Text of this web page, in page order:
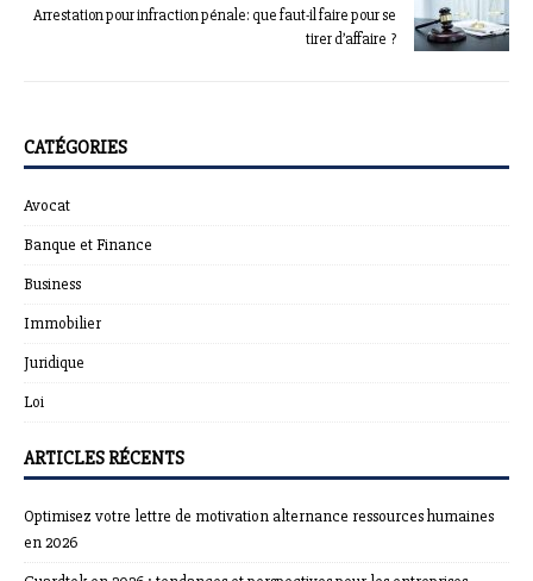
Arrestation pour infraction pénale: que faut-il faire pour se
tirer d’affaire ?
CATÉGORIES
Avocat
Banque et Finance
Business
Immobilier
Juridique
Loi
ARTICLES RÉCENTS
Optimisez votre lettre de motivation alternance ressources humaines
en 2026